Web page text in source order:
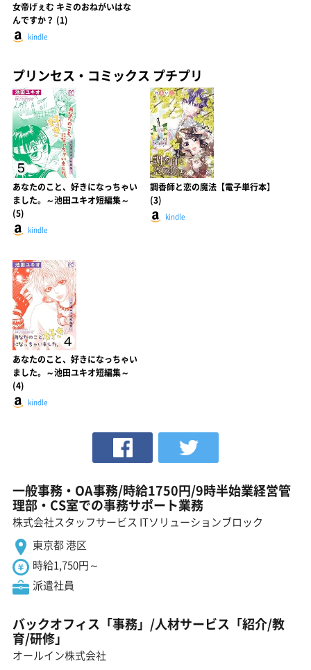
女帝げぇむ キミのおねがいはな
んですか？ (1)
kindle
プリンセス・コミックス プチプリ
あなたのこと、好きになっちゃい
ました。～池田ユキオ短編集～
(5)
kindle
調香師と恋の魔法【電子単行本】
(3)
kindle
あなたのこと、好きになっちゃい
ました。～池田ユキオ短編集～
(4)
kindle
一般事務・OA事務/時給1750円/9時半始業経営管
理部・CS室での事務サポート業務
株式会社スタッフサービス ITソリューションブロック
東京都 港区
時給1,750円～
派遣社員
バックオフィス「事務」/人材サービス「紹介/教
育/研修」
オールイン株式会社